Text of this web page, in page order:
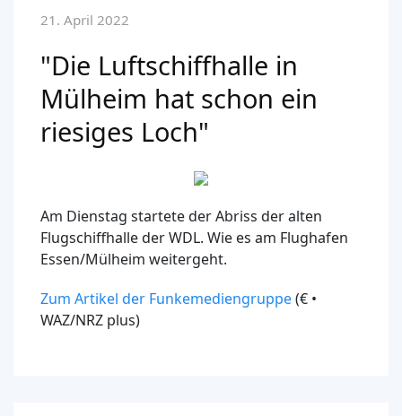
21. April 2022
"Die Luftschiffhalle in
Mülheim hat schon ein
riesiges Loch"
Am Dienstag startete der Abriss der alten
Flugschiffhalle der WDL. Wie es am Flughafen
Essen/Mülheim weitergeht.
Zum Artikel der Funkemediengruppe(€ •
WAZ/NRZ plus)